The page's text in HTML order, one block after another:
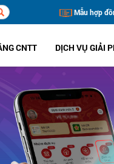
Mẫu hợp
CNTT DỊCH VỤ GIẢI